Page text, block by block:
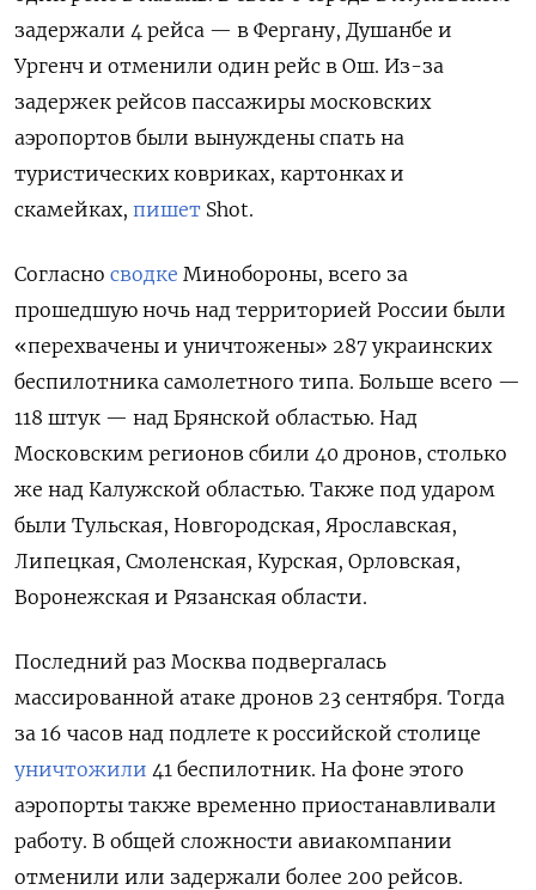
задержали 4 рейса — в Фергану, Душанбе и
Ургенч и отменили один рейс в Ош. Из-за
задержек рейсов пассажиры московских
аэропортов были вынуждены спать на
туристических ковриках, картонках и
скамейках, пишет Shot.
Согласно сводке Минобороны, всего за
прошедшую ночь над территорией России были
«перехвачены и уничтожены» 287 украинских
беспилотника самолетного типа. Больше всего —
118 штук — над Брянской областью. Над
Московским регионов сбили 40 дронов, столько
же над Калужской областью. Также под ударом
были Тульская, Новгородская, Ярославская,
Липецкая, Смоленская, Курская, Орловская,
Воронежская и Рязанская области.
Последний раз Москва подвергалась
массированной атаке дронов 23 сентября. Тогда
за 16 часов над подлете к российской столице
уничтожили 41 беспилотник. На фоне этого
аэропорты также временно приостанавливали
работу. В общей сложности авиакомпании
отменили или задержали более 200 рейсов.